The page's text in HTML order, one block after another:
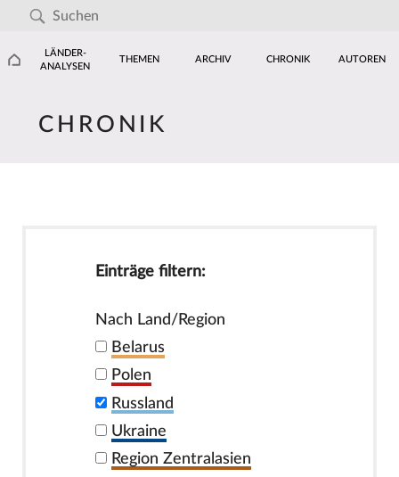
LÄNDER-
ANALYSEN
THEMEN ARCHIV CHRONIK AUTOREN
CHRONIK
Einträge filtern:
Nach Land/Region
Belarus
Polen
Russland
Ukraine
Region Zentralasien